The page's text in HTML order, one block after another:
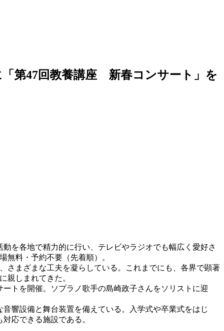
「第47回教養講座 新春コンサート」を
を各地で精力的に行い、テレビやラジオでも幅広く愛好さ
無料・予約不要（先着順）。
さまざまな工夫を凝らしている。これまでにも、各界で顕著
親しまれてきた。
トを開催。ソプラノ歌手の島崎政子さんをソリストに迎
響設備と舞台装置を備えている。入学式や卒業式をはじ
応できる施設である。